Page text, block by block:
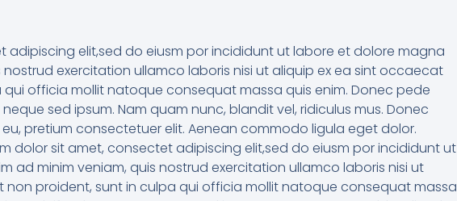
adipiscing elit,sed do eiusm por incididunt ut labore et dolore magna
nostrud exercitation ullamco laboris nisi ut aliquip ex ea sint occaecat
officia mollit natoque consequat massa quis enim. Donec pede
sed ipsum. Nam quam nunc, blandit vel, ridiculus mus. Donec
pretium consectetuer elit. Aenean commodo ligula eget dolor.
dolor sit amet, consectet adipiscing elit,sed do eiusm por incididunt ut
ad minim veniam, quis nostrud exercitation ullamco laboris nisi ut
proident, sunt in culpa qui officia mollit natoque consequat massa